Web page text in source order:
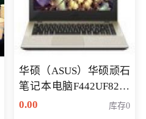
华硕（ASUS）华硕顽石
笔记本电脑F442UF8250
八代独显轻薄办公商务
0.00 库存0